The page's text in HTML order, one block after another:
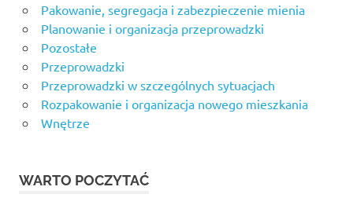
Pakowanie, segregacja i zabezpieczenie mienia
Planowanie i organizacja przeprowadzki
Pozostałe
Przeprowadzki
Przeprowadzki w szczególnych sytuacjach
Rozpakowanie i organizacja nowego mieszkania
Wnętrze
WARTO POCZYTAĆ